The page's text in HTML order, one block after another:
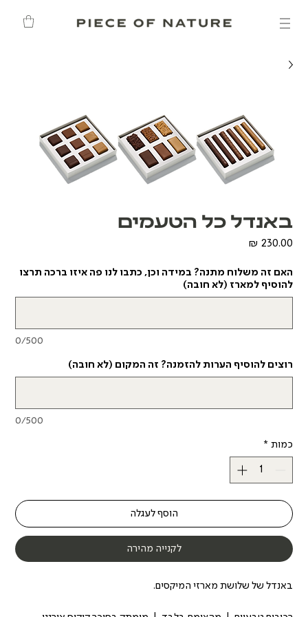
באנדל כל הטעמים
האם זה משלוח מתנה? במידה וכן, כתבו לנו פה איזו ברכה תרצו
להוסיף למארז (לא חובה)
0/500
רוצים להוסיף הערות להזמנה? זה המקום (לא חובה)
0/500
כמות *
הוסף לעגלה
לקנייה מהירה
באנדל של שלושת מארזי המיקסים.